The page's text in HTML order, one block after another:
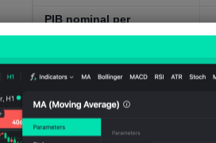
PIB nominal per
cápita(USD, estimación
Indicadores económicos
Población de entre 15 y 64
años.